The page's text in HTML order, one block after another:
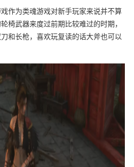
作为类魂游戏对新手玩家来说并不算
椅武器来度过前期比较难过的时期，
和长枪，喜欢玩复读的话大斧也可以